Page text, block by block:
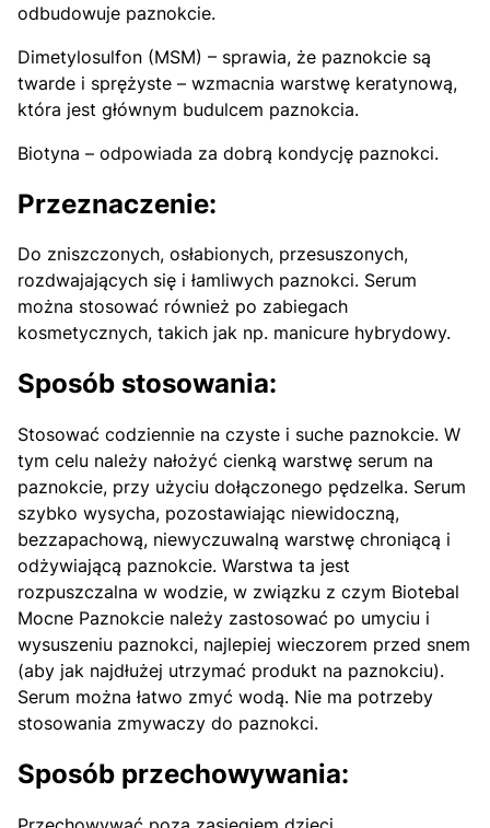
odbudowuje paznokcie.
Dimetylosulfon (MSM) – sprawia, że paznokcie są
twarde i sprężyste – wzmacnia warstwę keratynową,
która jest głównym budulcem paznokcia.
Biotyna – odpowiada za dobrą kondycję paznokci.
Przeznaczenie:
Do zniszczonych, osłabionych, przesuszonych,
rozdwajających się i łamliwych paznokci. Serum
można stosować również po zabiegach
kosmetycznych, takich jak np. manicure hybrydowy.
Sposób stosowania:
Stosować codziennie na czyste i suche paznokcie. W
tym celu należy nałożyć cienką warstwę serum na
paznokcie, przy użyciu dołączonego pędzelka. Serum
szybko wysycha, pozostawiając niewidoczną,
bezzapachową, niewyczuwalną warstwę chroniącą i
odżywiającą paznokcie. Warstwa ta jest
rozpuszczalna w wodzie, w związku z czym Biotebal
Mocne Paznokcie należy zastosować po umyciu i
wysuszeniu paznokci, najlepiej wieczorem przed snem
(aby jak najdłużej utrzymać produkt na paznokciu).
Serum można łatwo zmyć wodą. Nie ma potrzeby
stosowania zmywaczy do paznokci.
Sposób przechowywania: